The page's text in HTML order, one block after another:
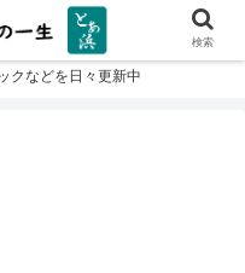
クなどを日々更新中
検索